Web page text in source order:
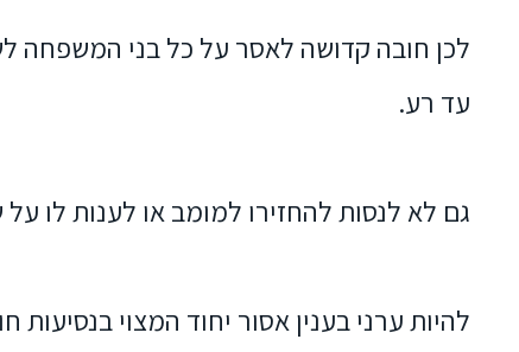
לכן חובה קדושה לאסר על כל בני המשפחה
עד רע.
גם לא לנסות להחזירו למומב או לענות לו על
להיות ערני בענין אסור יחוד המצוי בנסיעות